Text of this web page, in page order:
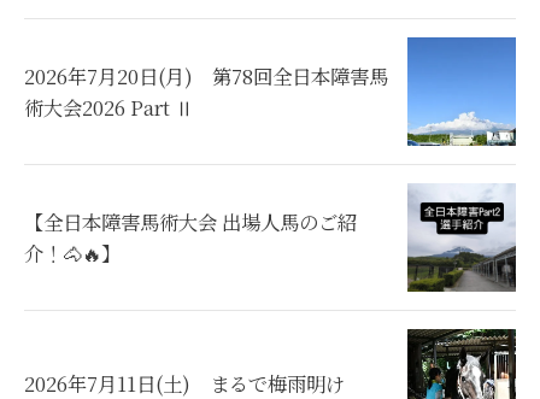
2026年7月20日(月) 第78回全日本障害馬
術大会2026 Part Ⅱ
​【全日本障害馬術大会 出場人馬のご紹
介！🐴🔥】
2026年7月11日(土) まるで梅雨明け